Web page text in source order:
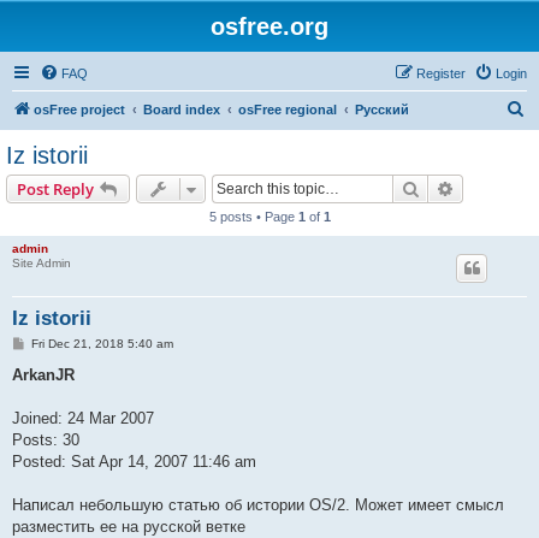
osfree.org
FAQ Login
Register
osFree project Board index osFree regional Русский
Iz istorii
Post Reply Search
5 posts • Page 1 of 1
admin
Site Admin
Iz istorii
P
s
Fri Dec 21, 2018 5:40 am
ArkanJR
Joined: 24 Mar 2007
Posts: 30
Posted: Sat Apr 14, 2007 11:46 am
Написал небольшую статью об истории OS/2. Может имеет смысл
разместить ее на русской ветке